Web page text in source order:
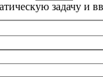
задачу и